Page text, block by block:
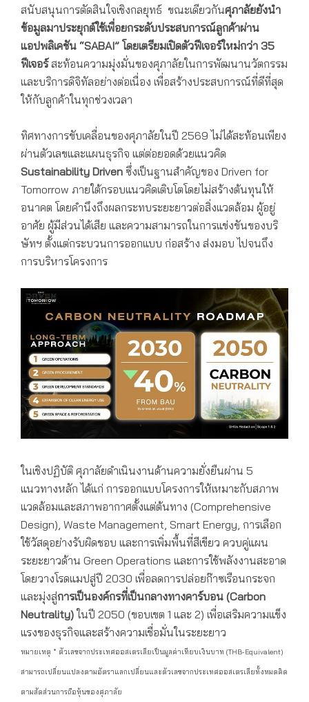
สนับสนุนการตัดสินใจเชิงกลยุทธ์ ขณะเดียวกันศุภาลัยยังนำ
ข้อมูลมาประยุกต์ใช้เพื่อยกระดับประสบการณ์ลูกค้าผ่าน
แอปพลิเคชัน “SABAI” โดยเตรียมเปิดตัวฟีเจอร์ใหม่กว่า 35
ฟีเจอร์สะท้อนความมุ่งมั่นของศุภาลัยในการพัฒนานวัตกรรม
และบริการดิจิทัลอย่างต่อเนื่อง เพื่อสร้างประสบการณ์ที่ดีที่สุด
ให้กับลูกค้าในทุกช่วงเวลา
ทิศทางการขับเคลื่อนของศุภาลัยในปี 2569 ไม่ได้สะท้อนเพียง
ผ่านตัวเลขและแผนธุรกิจ แต่ต่อยอดด้วยแนวคิด
Sustainability Driven ซึ่งเป็นฐานสำคัญของ Driven for
Tomorrow ภายใต้กรอบแนวคิดเติบโตโดยไม่สร้างต้นทุนให้
อนาคต โดยคำนึงถึงผลกระทบระยะยาวต่อสิ่งแวดล้อม ผู้อยู่
อาศัย ผู้มีส่วนได้เสีย และความสามารถในการแข่งขันของบริ
ษัทฯ ตั้งแต่กระบวนการออกแบบ ก่อสร้าง ส่งมอบ ไปจนถึง
การบริหารโครงการ
ในเชิงปฏิบัติ ศุภาลัยดำเนินงานด้านความยั่งยืนผ่าน 5
แนวทางหลัก ได้แก่ การออกแบบโครงการให้เหมาะกับสภาพ
แวดล้อมและสภาพอากาศตั้งแต่ต้นทาง (Comprehensive
Design), Waste Management, Smart Energy, การเลือก
ใช้วัสดุอย่างรับผิดชอบ และการเพิ่มพื้นที่สีเขียว ควบคู่แผน
ระยะยาวด้าน Green Operations และการใช้พลังงานสะอาด
โดยวางโรดแมปสู่ปี 2030 เพื่อลดการปล่อยก๊าซเรือนกระจก
และมุ่งสู่การเป็นองค์กรที่เป็นกลางทางคาร์บอน (Carbon
Neutrality)ในปี 2050 (ขอบเขต 1 และ 2) เพื่อเสริมความแข็ง
แรงของธุรกิจและสร้างความเชื่อมั่นในระยะยาว
หมายเหตุ * ตัวเลขจากประเทศออสเตรเลียเป็นมูลค่าเทียบเงินบาท (THB-Equivalent)
สามารถเปลี่ยนแปลงตามอัตราแลกเปลี่ยนและตัวเลขจากประเทศออสเตรเลียทั้งหมดคิด
ตามสัดส่วนการถือหุ้นของศุภาลัย